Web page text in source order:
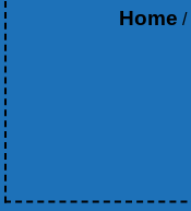
Home /